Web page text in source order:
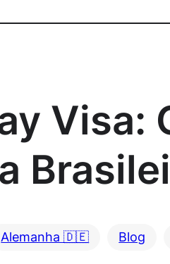
Visa:
Alemanha 🇩🇪 Blog